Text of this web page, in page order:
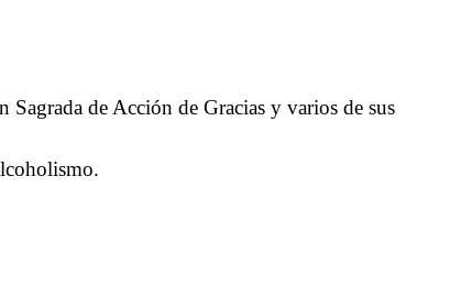
Sagrada de Acción de Gracias y varios de sus